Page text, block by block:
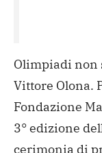
Olimpiadi non
Vittore Olona.
Fondazione
3° edizione
cerimonia di